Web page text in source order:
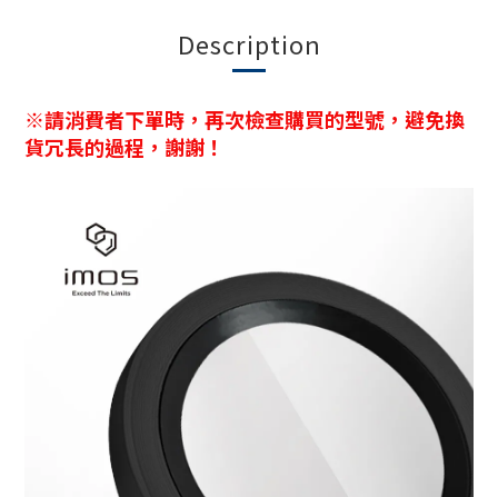
Description
※請消費者下單時，再次檢查購買的型號，避免換
貨冗長的過程，謝謝！